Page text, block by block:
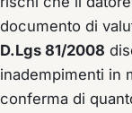
documento di
D.Lgs 81/2008
inadempimenti in
conferma di